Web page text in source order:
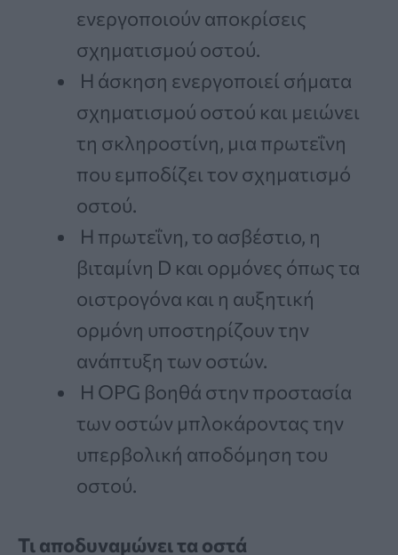
ενεργοποιούν αποκρίσεις
σχηματισμού οστού.
Η άσκηση ενεργοποιεί σήματα
σχηματισμού οστού και μειώνει
τη σκληροστίνη, μια πρωτεΐνη
που εμποδίζει τον σχηματισμό
οστού.
Η πρωτεΐνη, το ασβέστιο, η
βιταμίνη D και ορμόνες όπως τα
οιστρογόνα και η αυξητική
ορμόνη υποστηρίζουν την
ανάπτυξη των οστών.
Η OPG βοηθά στην προστασία
των οστών μπλοκάροντας την
υπερβολική αποδόμηση του
οστού.
Τι αποδυναμώνει τα οστά